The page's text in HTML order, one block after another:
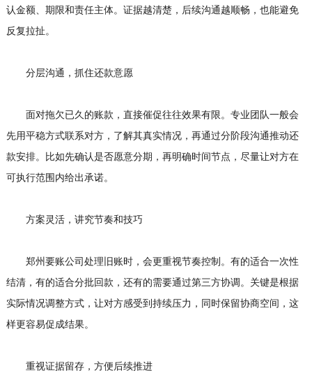
认金额、期限和责任主体。证据越清楚，后续沟通越顺畅，也能避免
反复拉扯。
分层沟通，抓住还款意愿
面对拖欠已久的账款，直接催促往往效果有限。专业团队一般会
先用平稳方式联系对方，了解其真实情况，再通过分阶段沟通推动还
款安排。比如先确认是否愿意分期，再明确时间节点，尽量让对方在
可执行范围内给出承诺。
方案灵活，讲究节奏和技巧
郑州要账公司处理旧账时，会更重视节奏控制。有的适合一次性
结清，有的适合分批回款，还有的需要通过第三方协调。关键是根据
实际情况调整方式，让对方感受到持续压力，同时保留协商空间，这
样更容易促成结果。
重视证据留存，方便后续推进